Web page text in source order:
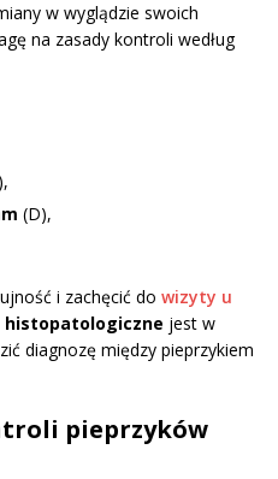
w wyglądzie swoich
na zasady kontroli według
(D),
i zachęcić do wizyty u
histopatologiczne jest w
diagnozę między pieprzykiem
pieprzyków